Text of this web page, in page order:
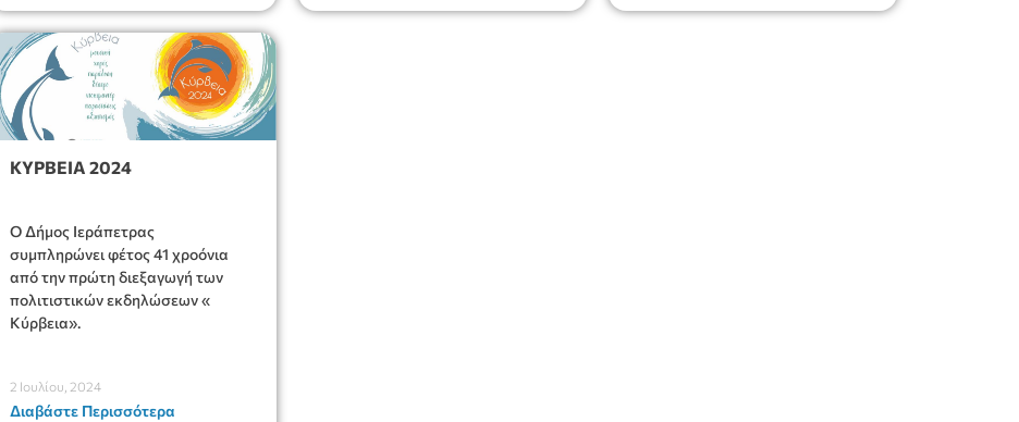
ΚΥΡΒΕΙΑ 2024
O Δήμος Ιεράπετρας
συμπληρώνει φέτος 41 χροόνια
από την πρώτη διεξαγωγή των
πολιτιστικών εκδηλώσεων «
Κύρβεια».
2 Ιουλίου, 2024
Διαβάστε Περισσότερα